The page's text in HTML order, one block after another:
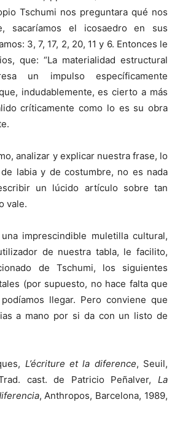
Tschumi nos preguntara qué nos
sacaríamos el icosaedro en sus
3, 7, 17, 2, 20, 11 y 6. Entonces le
que: “La materialidad estructural
un impulso específicamente
indudablemente, es cierto a más
críticamente como lo es su obra
analizar y explicar nuestra frase, lo
labia y de costumbre, no es nada
un lúcido artículo sobre tan
vale.
imprescindible muletilla cultural,
de nuestra tabla, le facilito,
de Tschumi, los siguientes
(por supuesto, no hace falta que
llegar. Pero conviene que
a mano por si da con un listo de
L’écriture et la diference, Seuil,
cast. de Patricio Peñalver, La
, Anthropos, Barcelona, 1989,